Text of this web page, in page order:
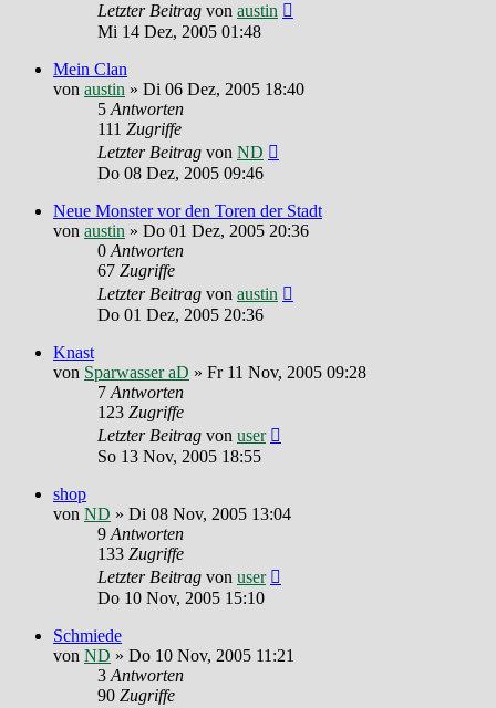
Letzter Beitrag von austin
Mi 14 Dez, 2005 01:48
Mein Clan
von austin » Di 06 Dez, 2005 18:40
5Antworten
111 Zugriffe
Letzter Beitrag von ND
Do 08 Dez, 2005 09:46
Neue Monster vor den Toren der Stadt
von austin » Do 01 Dez, 2005 20:36
0Antworten
67 Zugriffe
Letzter Beitrag von austin
Do 01 Dez, 2005 20:36
Knast
von Sparwasser aD » Fr 11 Nov, 2005 09:28
7Antworten
123 Zugriffe
Letzter Beitrag von user
So 13 Nov, 2005 18:55
shop
von ND » Di 08 Nov, 2005 13:04
9Antworten
133 Zugriffe
Letzter Beitrag von user
Do 10 Nov, 2005 15:10
Schmiede
von ND » Do 10 Nov, 2005 11:21
3Antworten
90 Zugriffe